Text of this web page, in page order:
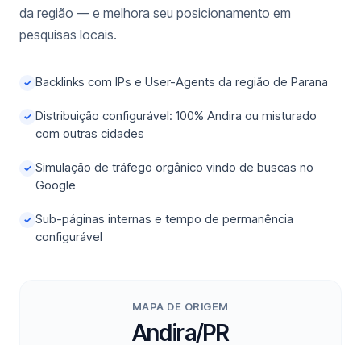
da região — e melhora seu posicionamento em
pesquisas locais.
✓ Backlinks com IPs e User-Agents da região de Parana
✓ Distribuição configurável: 100% Andira ou misturado
com outras cidades
✓ Simulação de tráfego orgânico vindo de buscas no
Google
✓ Sub-páginas internas e tempo de permanência
configurável
MAPA DE ORIGEM
Andira/PR